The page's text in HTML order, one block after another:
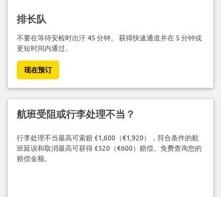
排长队
不要在等待安检时出汗 45 分钟。 获得快速通道并在 5 分钟或
更短时间内通过。
现在预订
航班受阻或行李处理不当？
行李处理不当最高可索赔 £1,600（€1,920），符合条件的航
班延误和取消最高可获得 £520（€600）赔偿。免费查询您的
赔偿金额。